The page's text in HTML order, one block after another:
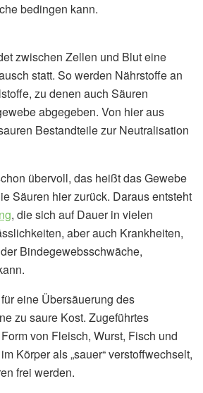
bedingen kann.
zwischen Zellen und Blut eine
statt. So werden Nährstoffe an
zu denen auch Säuren
abgegeben. Von hier aus
Bestandteile zur Neutralisation
übervoll, das heißt das Gewebe
Säuren hier zurück. Daraus entsteht
, die sich auf Dauer in vielen
aber auch Krankheiten,
Bindegewebsschwäche,
eine Übersäuerung des
zu saure Kost. Zugeführtes
von Fleisch, Wurst, Fisch und
Körper als „sauer“ verstoffwechselt,
frei werden.